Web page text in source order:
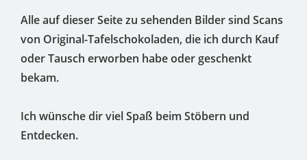
Alle auf dieser Seite zu sehenden Bilder sind Scans
von Original-Tafelschokoladen, die ich durch Kauf
oder Tausch erworben habe oder geschenkt
bekam.
Ich wünsche dir viel Spaß beim Stöbern und
Entdecken.